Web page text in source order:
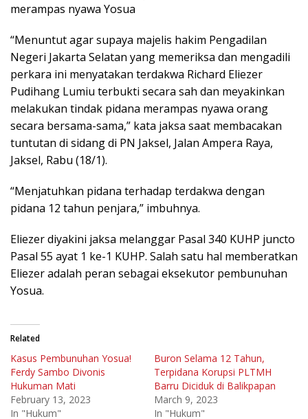
merampas nyawa Yosua
“Menuntut agar supaya majelis hakim Pengadilan
Negeri Jakarta Selatan yang memeriksa dan mengadili
perkara ini menyatakan terdakwa Richard Eliezer
Pudihang Lumiu terbukti secara sah dan meyakinkan
melakukan tindak pidana merampas nyawa orang
secara bersama-sama,” kata jaksa saat membacakan
tuntutan di sidang di PN Jaksel, Jalan Ampera Raya,
Jaksel, Rabu (18/1).
“Menjatuhkan pidana terhadap terdakwa dengan
pidana 12 tahun penjara,” imbuhnya.
Eliezer diyakini jaksa melanggar Pasal 340 KUHP juncto
Pasal 55 ayat 1 ke-1 KUHP. Salah satu hal memberatkan
Eliezer adalah peran sebagai eksekutor pembunuhan
Yosua.
Related
Kasus Pembunuhan Yosua!
Ferdy Sambo Divonis
Hukuman Mati
February 13, 2023
In "Hukum"
Buron Selama 12 Tahun,
Terpidana Korupsi PLTMH
Barru Diciduk di Balikpapan
March 9, 2023
In "Hukum"